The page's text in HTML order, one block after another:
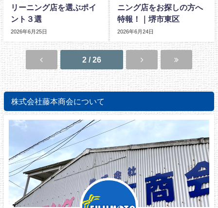
リーニング店を選ぶポイ
ント３選
2026年6月25日
ニング店をお探しの方へ
特報！｜堺市東区
2026年6月24日
2 / 26
株式会社藤本商会について